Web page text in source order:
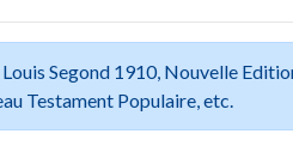
Segond 1910, Nouvelle
Testament Populaire, etc.